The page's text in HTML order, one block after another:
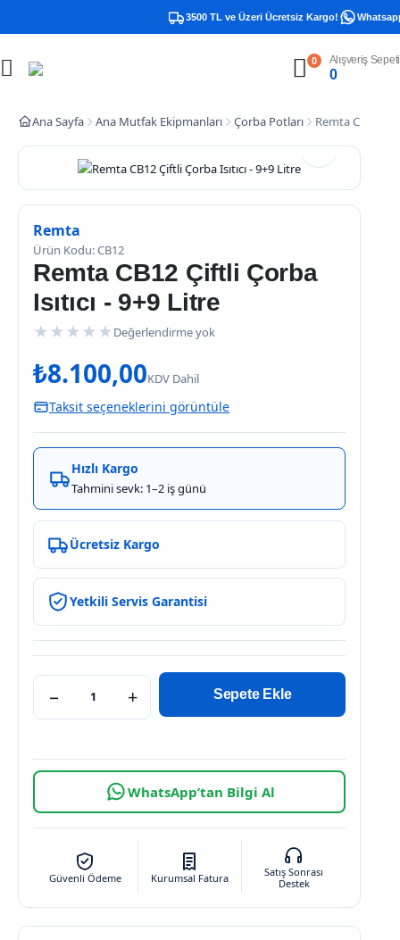
3500 TL ve Üzeri Ücretsiz Kargo! Whatsapp
0 Alışveriş Sepeti
0
Ana Sayfa Ana Mutfak Ekipmanları Çorba Potları Remta CB12
Remta
Ürün Kodu: CB12
Remta CB12 Çiftli Çorba
Isıtıcı - 9+9 Litre
★ ★ ★ ★ ★ Değerlendirme yok
₺8.100,00KDV Dahil
Taksit seçeneklerini görüntüle
Hızlı Kargo
Tahmini sevk: 1–2 iş günü
Ücretsiz Kargo
Yetkili Servis Garantisi
− + Sepete Ekle
WhatsApp’tan Bilgi Al
Güvenli Ödeme Kurumsal Fatura
Satış Sonrası
Destek